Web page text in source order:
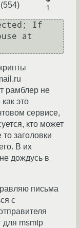
1
If
at
рамблер не
это
сервисе,
кто может
то заголовки
В их
дождусь в
письма
с
для msmtp